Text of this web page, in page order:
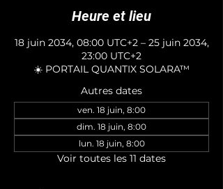
Heure et lieu
18 juin 2034, 08:00 UTC+2 – 25 juin 2034,
23:00 UTC+2
☀️ PORTAIL QUANTIX SOLARA™
Autres dates
ven. 18 juin, 8:00
dim. 18 juin, 8:00
lun. 18 juin, 8:00
Voir toutes les 11 dates